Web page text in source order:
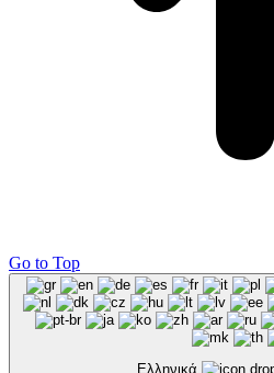
Go to Top
Ελληνικά